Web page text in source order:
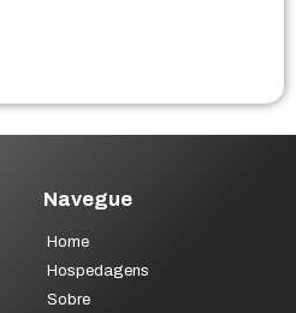
Navegue
Home
Hospedagens
Sobre